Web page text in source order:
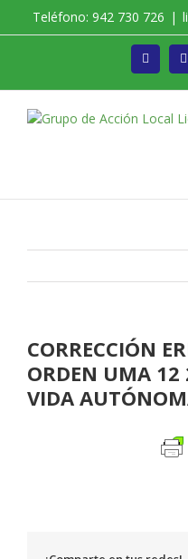
Teléfono: 942 730 726 |
CORRECCIÓN
ORDEN UMA 12
VIDA